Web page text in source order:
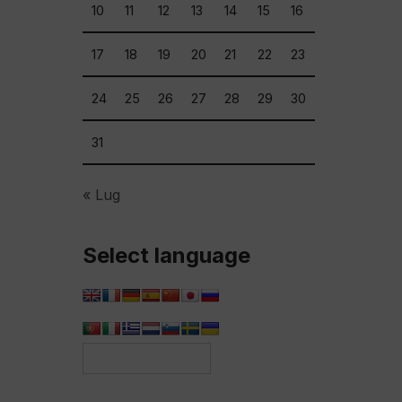
10 11 12 13 14 15 16
17 18 19 20 21 22 23
24 25 26 27 28 29 30
31
« Lug
Select language